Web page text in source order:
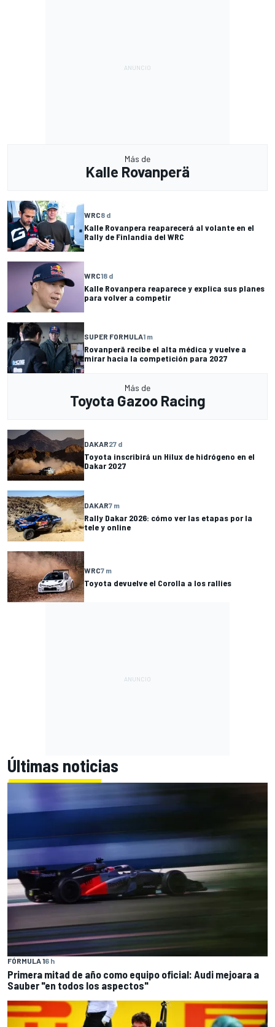
Más de
Kalle Rovanperä
WRC8 d
Kalle Rovanpera reaparecerá al volante en el
Rally de Finlandia del WRC
WRC18 d
Kalle Rovanpera reaparece y explica sus planes
para volver a competir
SUPER FORMULA1 m
Rovanperä recibe el alta médica y vuelve a
mirar hacia la competición para 2027
Más de
Toyota Gazoo Racing
DAKAR27 d
Toyota inscribirá un Hilux de hidrógeno en el
Dakar 2027
DAKAR7 m
Rally Dakar 2026: cómo ver las etapas por la
tele y online
WRC7 m
Toyota devuelve el Corolla a los rallies
Últimas noticias
FÓRMULA 16 h
Primera mitad de año como equipo oficial: Audi mejoara a
Sauber "en todos los aspectos"